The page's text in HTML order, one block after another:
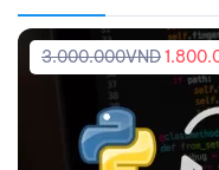
3.000.000VND